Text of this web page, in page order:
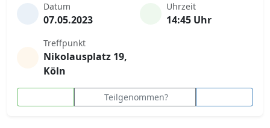
Datum
07.05.2023
Uhrzeit
14:45 Uhr
Treffpunkt
Nikolausplatz 19,
Köln
Teilgenommen?